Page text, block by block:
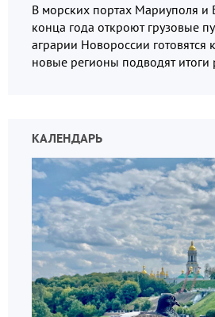
В морских портах Мариуполя и
конца года откроют грузовые
аграрии Новороссии готовятся
новые регионы подводят итоги
КАЛЕНДАРЬ